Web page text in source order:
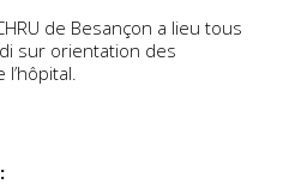
de Besançon a lieu tous
sur orientation des